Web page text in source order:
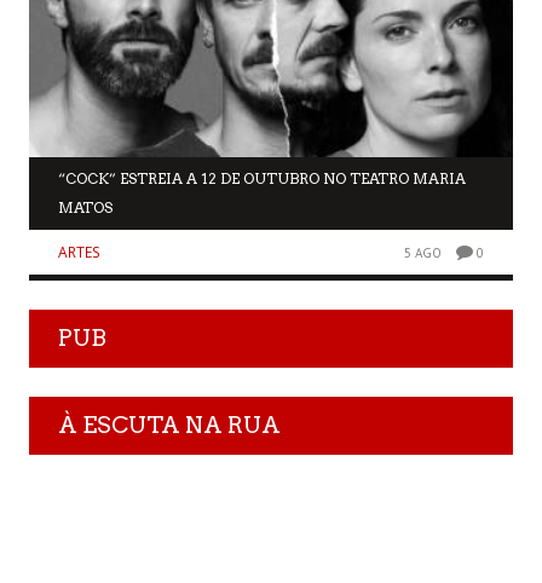
“COCK” ESTREIA A 12 DE OUTUBRO NO TEATRO MARIA
MATOS
ARTES 5 AGO 0
PUB
À ESCUTA NA RUA